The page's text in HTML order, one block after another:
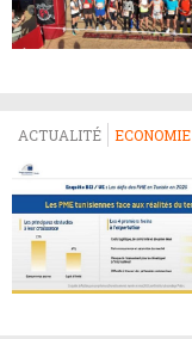
ACTUALITÉ ECONOMIE